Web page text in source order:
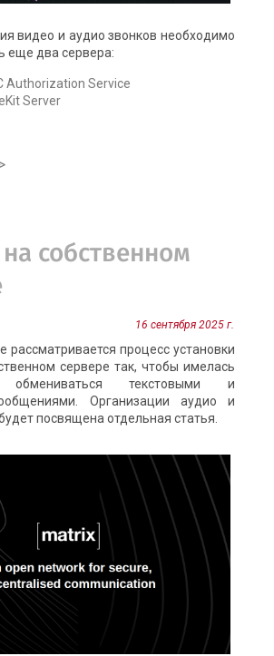
видео и аудио звонков необходимо
еще два сервера:
Authorization Service
Server
собственном
16 сентября 2025 г.
рассматривается процесс установки
сервере так, чтобы имелась
обмениваться текстовыми и
Организации аудио и
посвящена отдельная статья.